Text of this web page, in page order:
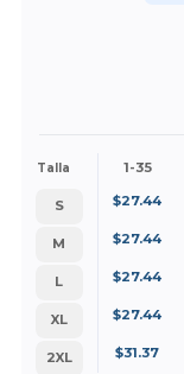
Talla 1-35
S $27.44
M
$27.44
L
$27.44
XL
$27.44
2XL
$31.37